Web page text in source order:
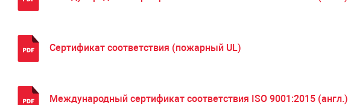
Сертификат соответствия (пожарный UL)
Международный сертификат соответствия ISO 9001:2015 (англ.)